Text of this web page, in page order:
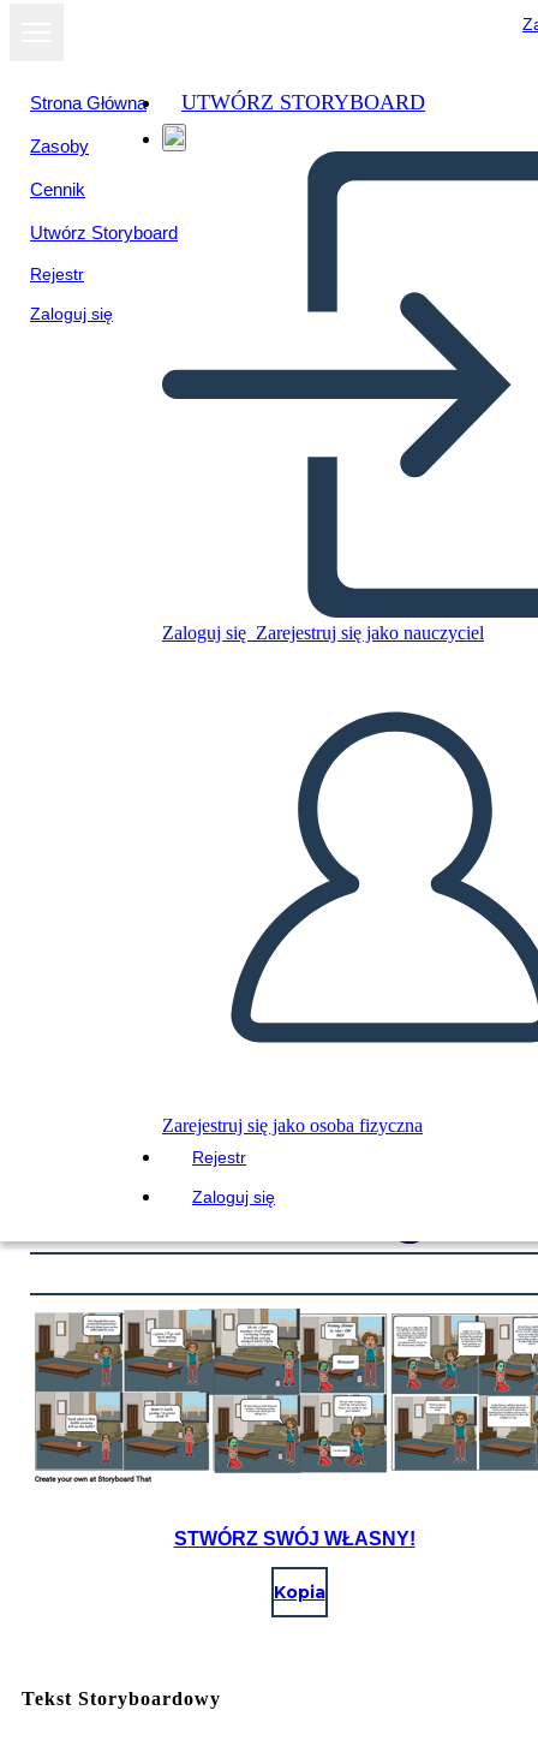
Strona Główna
Zasoby
Cennik
Utwórz Storyboard
Rejestr
Zaloguj się
UTWÓRZ STORYBOARD
Zaloguj się Zarejestruj się jako nauczyciel
Zarejestruj się jako osoba fizyczna
Rejestr
Zaloguj się
Skopiuj tę scenorys
STWÓRZ SCENORYS
PRZECZYTAJ MI
Wyświetl jako
pokaz slajdów
STWÓRZ SWÓJ WŁASNY!
Kopia
Tekst Storyboardowy